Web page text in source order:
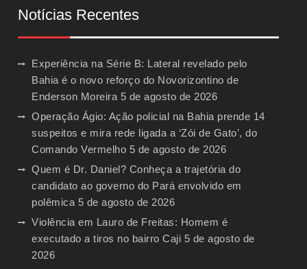
Notícias Recentes
Experiência na Série B: Lateral revelado pelo
Bahia é o novo reforço do Novorizontino de
Enderson Moreira 5 de agosto de 2026
Operação Ágio: Ação policial na Bahia prende 14
suspeitos e mira rede ligada a ‘Zói de Gato’, do
Comando Vermelho 5 de agosto de 2026
Quem é Dr. Daniel? Conheça a trajetória do
candidato ao governo do Pará envolvido em
polêmica 5 de agosto de 2026
Violência em Lauro de Freitas: Homem é
executado a tiros no bairro Caji 5 de agosto de
2026